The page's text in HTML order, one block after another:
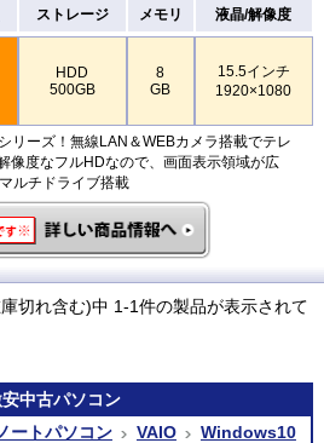
ストレージ メモリ 液晶/解像度
HDD
500GB
8
GB
15.5インチ
1920×1080
リーズ！無線LAN＆WEBカメラ搭載でテレ
像度なフルHDなので、画面表示領域が広
ルチドライブ搭載
切れ含む)中 1-1件の製品が表示されて
中古パソコン
ートパソコン VAIO
Windows10